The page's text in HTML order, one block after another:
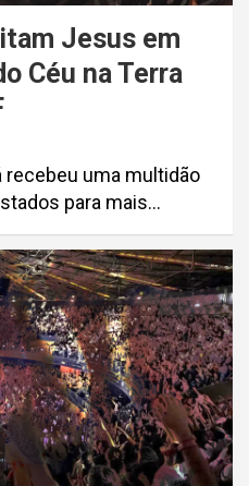
Jesus em
Céu na Terra
recebeu uma multidão
para mais…